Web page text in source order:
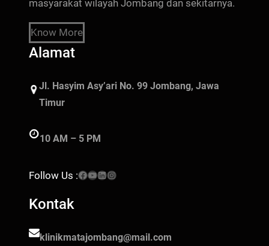
masyarakat wilayah Jombang dan sekitarnya.
Know More
Alamat
Jl. Hasyim Asy’ari No. 99 Jombang, Jawa
Timur
10 AM – 5 PM
Follow Us :Facebook YouTube LinkedIn Instagram
Kontak
klinikmatajombang@mail.com